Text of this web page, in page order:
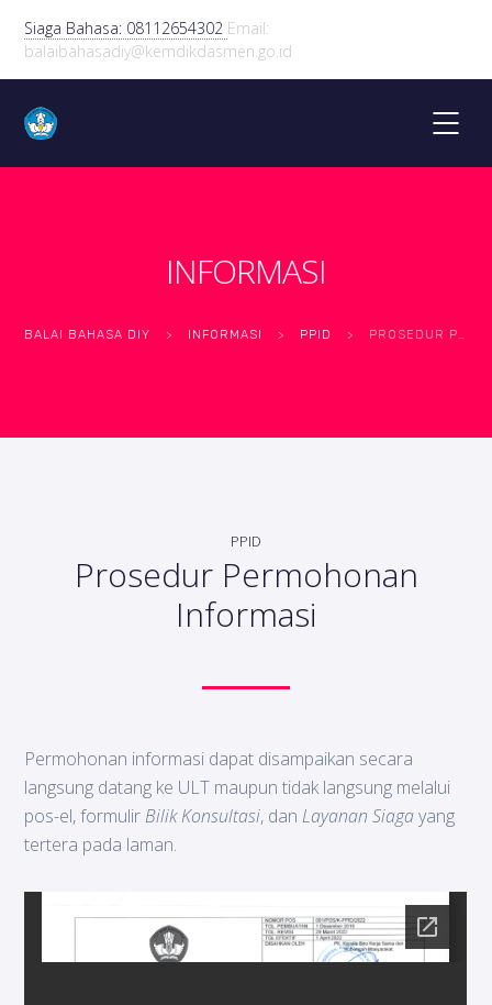
Siaga Bahasa: 08112654302 Email:
balaibahasadiy@kemdikdasmen.go.id
INFORMASI
BALAI BAHASA DIY > INFORMASI > PPID > PROSEDUR PERMOHONAN INFORMASI
PPID
Prosedur Permohonan
Informasi
Permohonan informasi dapat disampaikan secara
langsung datang ke ULT maupun tidak langsung melalui
pos-el, formulir Bilik Konsultasi, dan Layanan Siagayang
tertera pada laman.